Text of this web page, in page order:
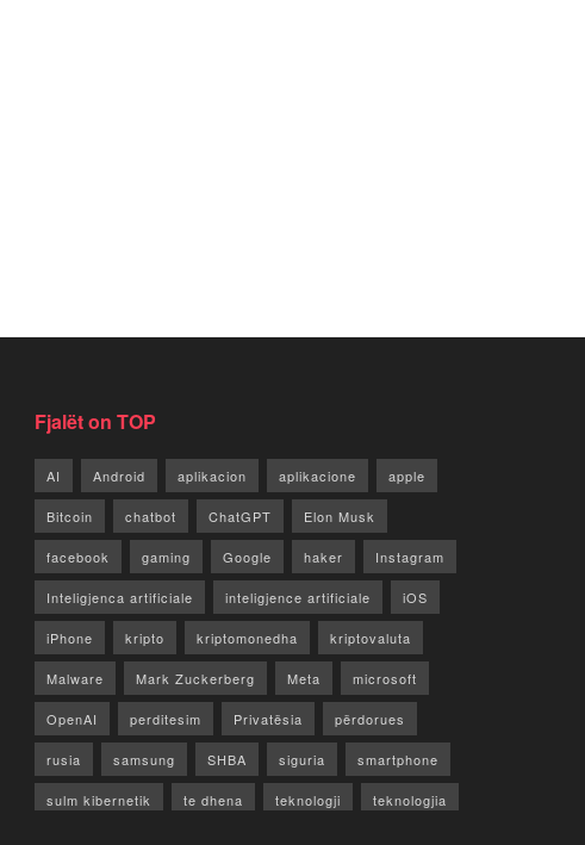
Fjalët on TOP
AI Android aplikacion aplikacione apple
Bitcoin chatbot ChatGPT Elon Musk
facebook gaming Google haker Instagram
Inteligjenca artificiale inteligjence artificiale iOS
iPhone kripto kriptomonedha kriptovaluta
Malware Mark Zuckerberg Meta microsoft
OpenAI perditesim Privatësia përdorues
rusia samsung SHBA siguria smartphone
sulm kibernetik te dhena teknologji teknologjia